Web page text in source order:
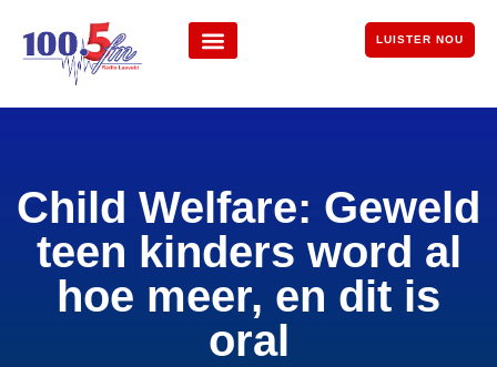
LUISTER NOU
Child Welfare: Geweld
teen kinders word al
hoe meer, en dit is
oral